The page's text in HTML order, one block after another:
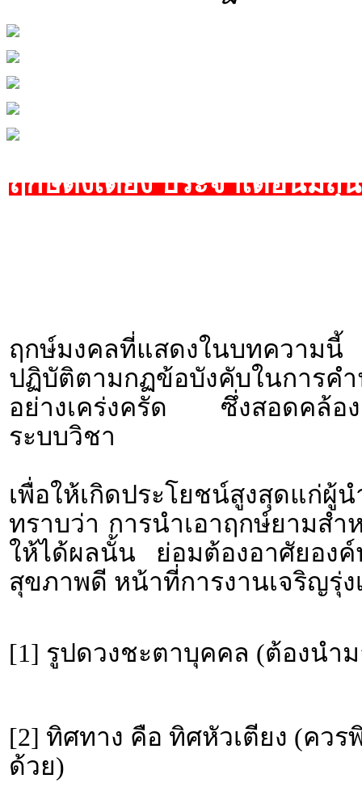
ฤกษ์ตั้งเตียง ประจำเดือนมิถุ
ฤกษ์มงคลที่แสดงในบทความ
ปฏิบัติตามกฏข้อบังคับในก
อย่างเคร่งครัด ซึ่งสอดคล้อง
ระบบวิชา
เพื่อให้เกิดประโยชน์สูงสุดแก่
ทราบว่า การนำเอาฤกษ์ยามสำ
ให้ได้ผลนั้น ย่อมต้องอาศัยอง
สุขภาพดี หน้าที่การงานเจริญรุ่ง
[1] รูปดวงชะตาบุคคล (ต้องนำ
[2] ทิศทาง คือ ทิศหัวเตียง (คว
ด้วย)